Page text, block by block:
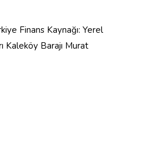
Finans Kaynağı: Yerel
Kaleköy Barajı Murat